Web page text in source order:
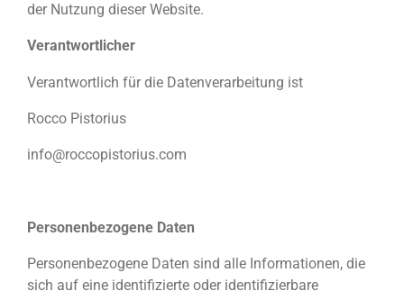
der Nutzung dieser Website.
Verantwortlicher
Verantwortlich für die Datenverarbeitung ist
Rocco Pistorius
info@roccopistorius.com
Personenbezogene Daten
Personenbezogene Daten sind alle Informationen, die
sich auf eine identifizierte oder identifizierbare